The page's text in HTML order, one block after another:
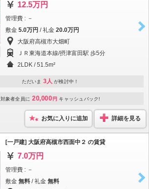
12.5万円
管理費 : －
敷金 5.0万円 / 礼金 20.0万円
大阪府高槻市大畑町
ＪＲ東海道本線/摂津富田駅 歩5分
2LDK / 51.5m²
ただいま 3人 が検討中！
対象者全員に 20,000 円 キャッシュバック!
お気に入りに追加 詳細を見る
[一戸建] 大阪府高槻市西面中２ の賃貸
7.0万円
管理費 : －
敷金 無料 / 礼金 無料